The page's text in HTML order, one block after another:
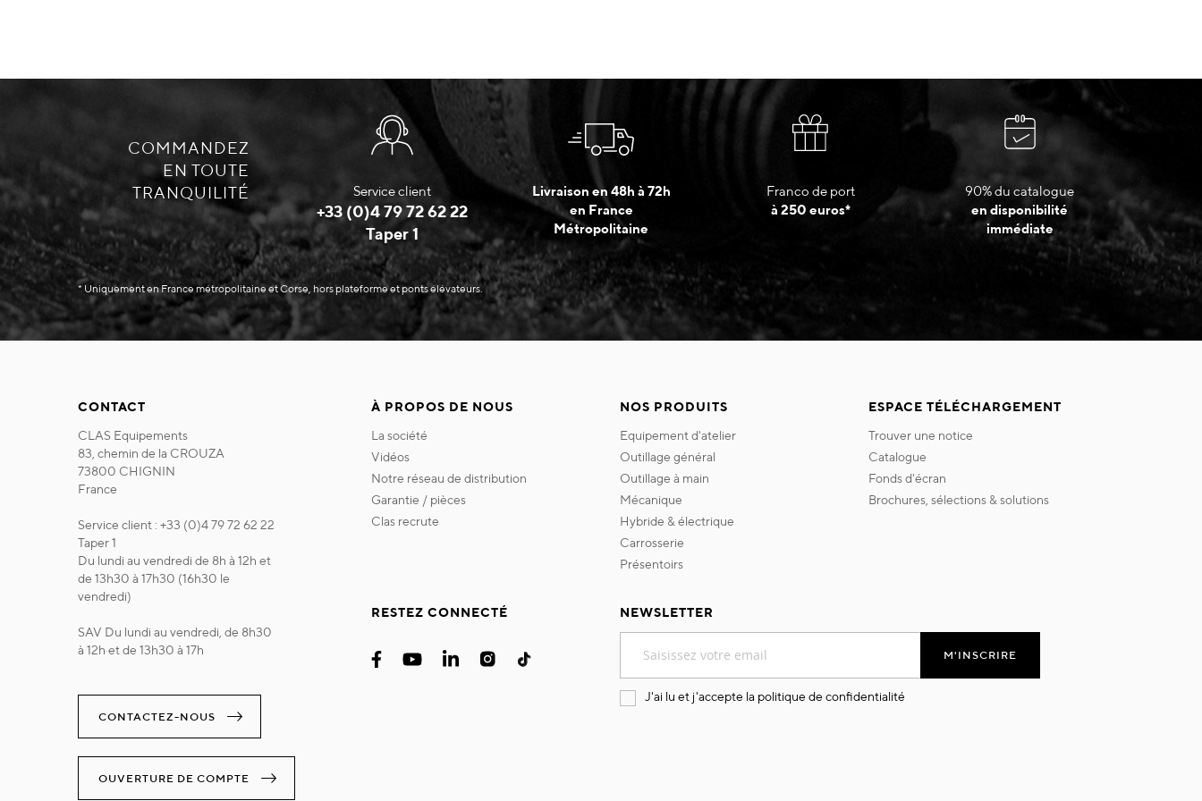
COMMANDEZ
EN TOUTE
TRANQUILITÉ
Service client
+33 (0)4 79 72 62 22
Taper 1
Livraison en 48h à 72h
en France
Métropolitaine
Franco de port
à 250 euros*
90% du catalogue
en disponibilité
immédiate
* Uniquement en France métropolitaine et Corse, hors plateforme et ponts élévateurs.
CONTACT
CLAS Equipements
83, chemin de la CROUZA
73800 CHIGNIN
France
Service client : +33 (0)4 79 72 62 22
Taper 1
Du lundi au vendredi de 8h à 12h et
de 13h30 à 17h30 (16h30 le
vendredi)
SAV Du lundi au vendredi, de 8h30
à 12h et de 13h30 à 17h
CONTACTEZ-NOUS
OUVERTURE DE COMPTE
À PROPOS DE NOUS
la société
vidéos
notre réseau de distribution
garantie / pièces
clas recrute
NOS PRODUITS
equipement d'atelier
outillage général
outillage à main
mécanique
hybride & électrique
carrosserie
présentoirs
ESPACE TÉLÉCHARGEMENT
trouver une notice
catalogue
fonds d'écran
brochures, sélections & solutions
RESTEZ CONNECTÉ
NEWSLETTER
notre
lettre
M'INSCRIRE
J'ai lu et j'accepte la politique de confidentialité